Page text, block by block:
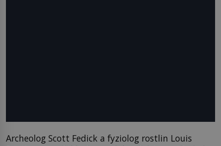
Archeolog Scott Fedick a fyziolog rostlin Louis